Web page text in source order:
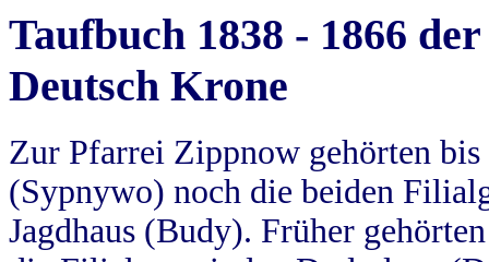
Taufbuch 1838 - 1866
Deutsch Krone
Zur Pfarrei Zippnow gehörten
(Sypnywo) noch die beiden
Jagdhaus (Budy). Früher